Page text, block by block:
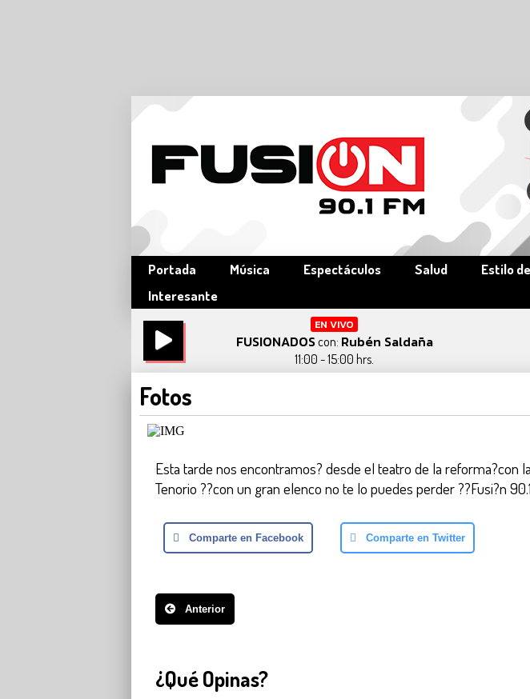
Portada Música Espectáculos Salud Estilo
Interesante
EN VIVO
FUSIONADOScon: Rubén Saldaña
11:00 - 15:00 hrs.
Fotos
Esta tarde nos encontramos? desde el teatro de la reforma?con
Tenorio ??con un gran elenco no te lo puedes perder ??Fusi?n
Comparte en Facebook Comparte en Twitter
Anterior
¿Qué Opinas?